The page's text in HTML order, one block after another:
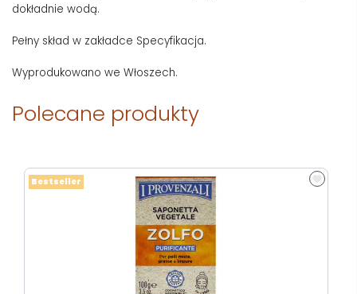
dokładnie wodą.
Pełny skład w zakładce Specyfikacja.
Wyprodukowano we Włoszech.
Polecane produkty
Bestseller